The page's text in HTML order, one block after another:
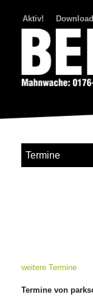
Aktiv!
Termine
weitere Termine
Termine von